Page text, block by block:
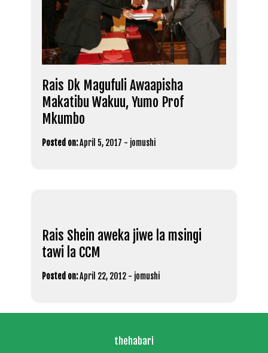
Rais Dk Magufuli Awaapisha
Makatibu Wakuu, Yumo Prof
Mkumbo
Posted on:April 5, 2017 - jomushi
Rais Shein aweka jiwe la msingi
tawi la CCM
Posted on:April 22, 2012 - jomushi
thehabari